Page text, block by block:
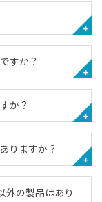
すか？
か？
りますか？
外の製品はあり